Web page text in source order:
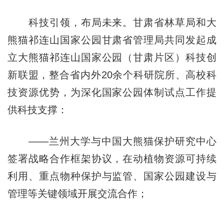
科技引领，布局未来。甘肃省林草局和大
熊猫祁连山国家公园甘肃省管理局共同发起成
立大熊猫祁连山国家公园（甘肃片区）科技创
新联盟，整合省内外20余个科研院所、高校科
技资源优势，为深化国家公园体制试点工作提
供科技支撑：
——兰州大学与中国大熊猫保护研究中心
签署战略合作框架协议，在动植物资源可持续
利用、重点物种保护与监管、国家公园建设与
管理等关键领域开展交流合作；